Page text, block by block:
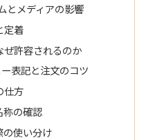
とメディアの影響
定着
ぜ許容されるのか
表記と注文のコツ
仕方
称の確認
の使い分け